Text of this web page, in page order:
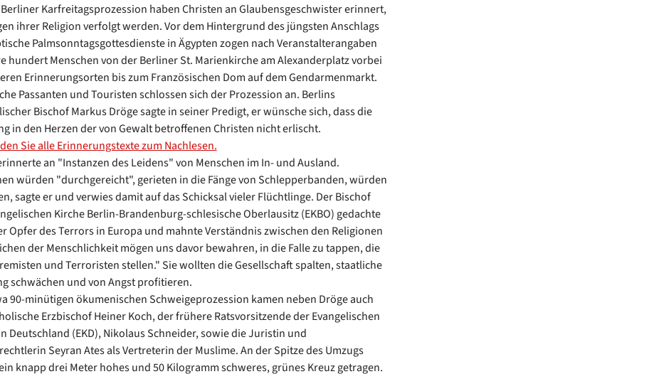
Karfreitagsprozession haben Christen an Glaubensgeschwister erinnert,
ihrer Religion verfolgt werden. Vor dem Hintergrund des jüngsten Anschlags
Palmsonntagsgottesdienste in Ägypten zogen nach Veranstalterangaben
hundert Menschen von der Berliner St. Marienkirche am Alexanderplatz vorbei
Erinnerungsorten bis zum Französischen Dom auf dem Gendarmenmarkt.
Passanten und Touristen schlossen sich der Prozession an. Berlins
Bischof Markus Dröge sagte in seiner Predigt, er wünsche sich, dass die
in den Herzen der von Gewalt betroffenen Christen nicht erlischt.
Sie alle Erinnerungstexte zum Nachlesen.
an "Instanzen des Leidens" von Menschen im In- und Ausland.
würden "durchgereicht", gerieten in die Fänge von Schlepperbanden, würden
sagte er und verwies damit auf das Schicksal vieler Flüchtlinge. Der Bischof
Kirche Berlin-Brandenburg-schlesische Oberlausitz (EKBO) gedachte
Opfer des Terrors in Europa und mahnte Verständnis zwischen den Religionen
der Menschlichkeit mögen uns davor bewahren, in die Falle zu tappen, die
und Terroristen stellen." Sie wollten die Gesellschaft spalten, staatliche
schwächen und von Angst profitieren.
90-minütigen ökumenischen Schweigeprozession kamen neben Dröge auch
Erzbischof Heiner Koch, der frühere Ratsvorsitzende der Evangelischen
Deutschland (EKD), Nikolaus Schneider, sowie die Juristin und
Seyran Ates als Vertreterin der Muslime. An der Spitze des Umzugs
knapp drei Meter hohes und 50 Kilogramm schweres, grünes Kreuz getragen.